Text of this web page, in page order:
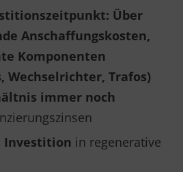
Über
Anschaffungskosten,
Komponenten
Wechselrichter, Trafos)
immer noch
Investition in regenerative